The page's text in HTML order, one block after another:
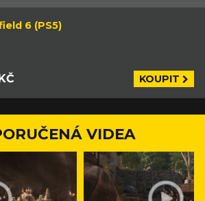
6 (PS5)
KOUPIT
VIDEA